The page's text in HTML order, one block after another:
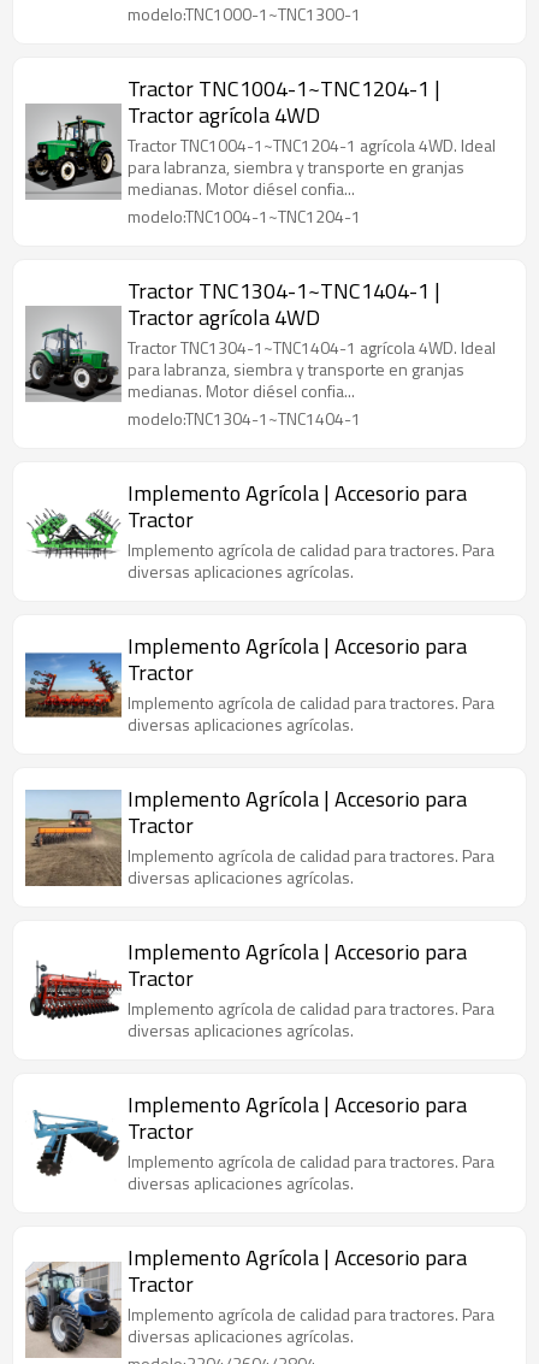
modelo:TNC1000-1~TNC1300-1
Tractor TNC1004-1~TNC1204-1 |
Tractor agrícola 4WD
Tractor TNC1004-1~TNC1204-1 agrícola 4WD. Ideal
para labranza, siembra y transporte en granjas
medianas. Motor diésel confia...
modelo:TNC1004-1~TNC1204-1
Tractor TNC1304-1~TNC1404-1 |
Tractor agrícola 4WD
Tractor TNC1304-1~TNC1404-1 agrícola 4WD. Ideal
para labranza, siembra y transporte en granjas
medianas. Motor diésel confia...
modelo:TNC1304-1~TNC1404-1
Implemento Agrícola | Accesorio para
Tractor
Implemento agrícola de calidad para tractores. Para
diversas aplicaciones agrícolas.
Implemento Agrícola | Accesorio para
Tractor
Implemento agrícola de calidad para tractores. Para
diversas aplicaciones agrícolas.
Implemento Agrícola | Accesorio para
Tractor
Implemento agrícola de calidad para tractores. Para
diversas aplicaciones agrícolas.
Implemento Agrícola | Accesorio para
Tractor
Implemento agrícola de calidad para tractores. Para
diversas aplicaciones agrícolas.
Implemento Agrícola | Accesorio para
Tractor
Implemento agrícola de calidad para tractores. Para
diversas aplicaciones agrícolas.
Implemento Agrícola | Accesorio para
Tractor
Implemento agrícola de calidad para tractores. Para
diversas aplicaciones agrícolas.